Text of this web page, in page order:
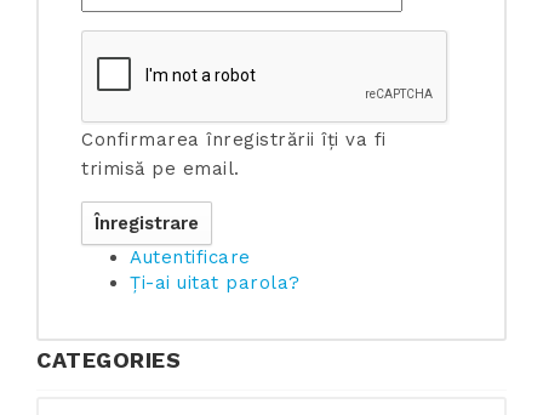
Confirmarea înregistrării îți va fi
trimisă pe email.
Autentificare
Ți-ai uitat parola?
CATEGORIES